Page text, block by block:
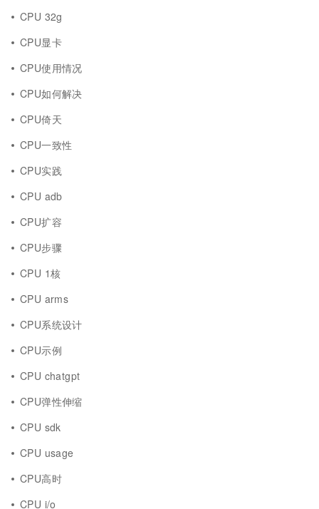
CPU 32g
CPU显卡
CPU使用情况
CPU如何解决
CPU倚天
CPU一致性
CPU实践
CPU adb
CPU扩容
CPU步骤
CPU 1核
CPU arms
CPU系统设计
CPU示例
CPU chatgpt
CPU弹性伸缩
CPU sdk
CPU usage
CPU高时
CPU i/o